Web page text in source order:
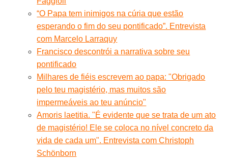
“O Papa tem inimigos na cúria que estão
esperando o fim do seu pontificado”. Entrevista
com Marcelo Larraquy
Francisco descontrói a narrativa sobre seu
pontificado
Milhares de fiéis escrevem ao papa: "Obrigado
pelo teu magistério, mas muitos são
impermeáveis ao teu anúncio"
Amoris laetitia. "É evidente que se trata de um ato
de magistério! Ele se coloca no nível concreto da
vida de cada um". Entrevista com Christoph
Schönborn